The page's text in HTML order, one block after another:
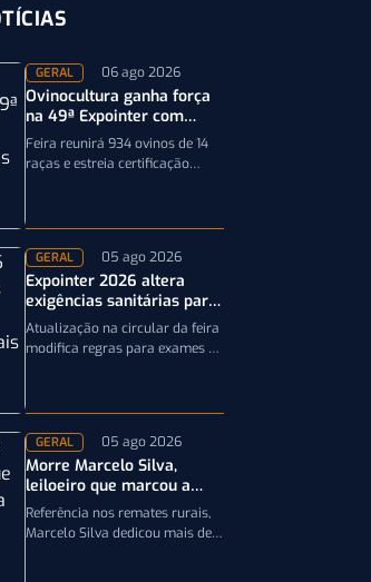
GERAL 06 ago 2026
Ovinocultura ganha força
na 49ª Expointer com
quase mil animais
inscritos
Feira reunirá 934 ovinos de 14
raças e estreia certificação
GERAL 05 ago 2026
Expointer 2026 altera
exigências sanitárias para
entrada de animais;
entenda
Atualização na circular da feira
modifica regras para exames e
Expointer 2026
GERAL 05 ago 2026
Morre Marcelo Silva,
leiloeiro que marcou a
história da pecuária
brasileira
Referência nos remates rurais,
Marcelo Silva dedicou mais de